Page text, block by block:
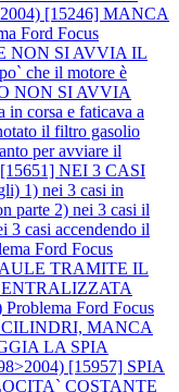
[15246] MANCA
Ford Focus
NON SI AVVIA IL
che il motore è
NON SI AVVIA
corsa e faticava a
il filtro gasolio
per avviare il
[15651] NEI 3 CASI
1) nei 3 casi in
parte 2) nei 3 casi il
3 casi accendendo il
Ford Focus
TRAMITE IL
Problema Ford Focus
CILINDRI, MANCA
LA SPIA
[15957] SPIA
COSTANTE